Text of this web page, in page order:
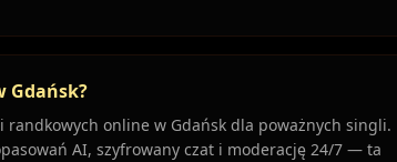
Gdańsk?
online w Gdańsk dla poważnych singli.
AI, szyfrowany czat i moderację 24/7 — ta